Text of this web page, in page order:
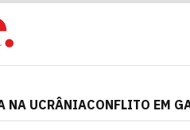
NA UCRÂNIACONFLITO EM